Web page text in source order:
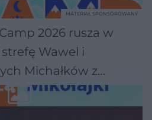
2026 rusza w
Wawel i
Michałków z
MATERIAŁ SPONSOROWANY